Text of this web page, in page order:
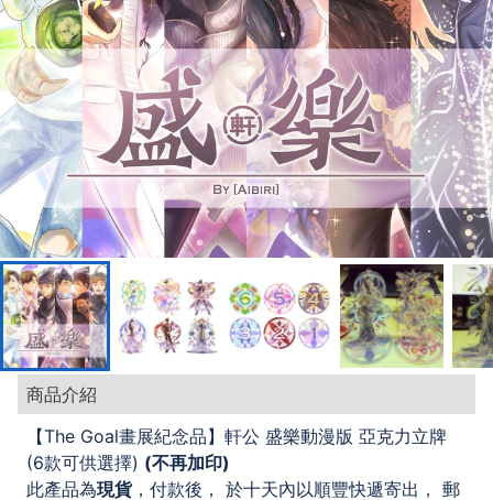
商品介紹
【The Goal畫展紀念品】軒公 盛樂動漫版 亞克力立牌
(6款可供選擇) (不再加印)
此產品為現貨，付款後， 於十天內以順豐快遞寄出， 郵